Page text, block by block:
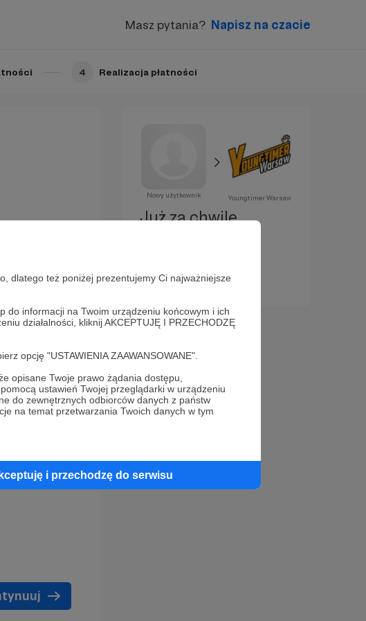
dlatego też poniżej prezentujemy Ci najważniejsze
do informacji na Twoim urządzeniu końcowym i ich
działalności, kliknij AKCEPTUJĘ I PRZECHODZĘ
opcję "USTAWIENIA ZAAWANSOWANE".
opisane Twoje prawo żądania dostępu,
ustawień Twojej przeglądarki w urządzeniu
do zewnętrznych odbiorców danych z państw
na temat przetwarzania Twoich danych w tym
i przechodzę do serwisu
Masz pytania? Napisz na czacie
4 Realizacja płatności
Nowy użytkownik Youngtimer Warsaw
Już za chwilę